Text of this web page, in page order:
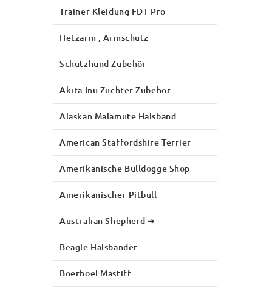
Trainer Kleidung FDT Pro
Hetzarm , Armschutz
Schutzhund Zubehör
Akita Inu Züchter Zubehör
Alaskan Malamute Halsband
American Staffordshire Terrier
Amerikanische Bulldogge Shop
Amerikanischer Pitbull
Australian Shepherd ➜
Beagle Halsbänder
Boerboel Mastiff